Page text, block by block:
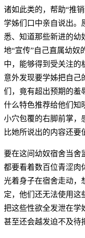
诸如此类的，帮助“推
学姊们口中亲自说出。
悉、知道那些新进的幼
地“宣传”自己直属幼奴
中，能够得到受关注的
意外发现要学姊把自己
们，竟有超出预期的羞
什么特色推荐给他们知
小穴包覆的右脚前掌，
比她所说出的内容还要
要在这间幼奴宿舍当舍
都要看着数百位青涩肉
光着身子在宿舍走动，
定，他们还无法使用这
把这些性欲全发泄在学
甚至还会越发迫不及待